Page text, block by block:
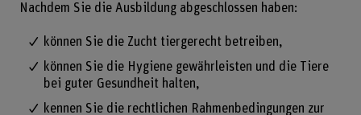
Nachdem Sie die Ausbildung abgeschlossen haben:
können Sie die Zucht tiergerecht betreiben,
können Sie die Hygiene gewährleisten und die Tiere
bei guter Gesundheit halten,
kennen Sie die rechtlichen Rahmenbedingungen zur